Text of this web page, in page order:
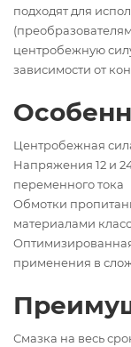
подходят для
центробежную
зависимости от
Центробежная
Напряжения 12 и
переменного тока
Обмотки
материалами
применения в
Смазка на весь